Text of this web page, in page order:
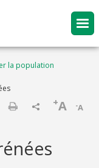
la population
-A
+A